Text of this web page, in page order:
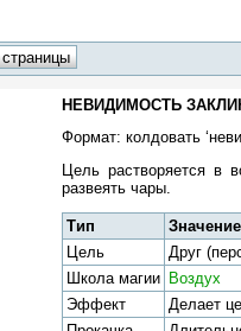
НЕВИДИМОСТЬ
Формат: колдовать
Цель растворяется в
развеять чары.
Тип
Значение
Цель
Друг
Школа магии
Воздух
Эффект
Делает